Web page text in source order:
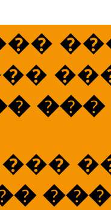
���
���